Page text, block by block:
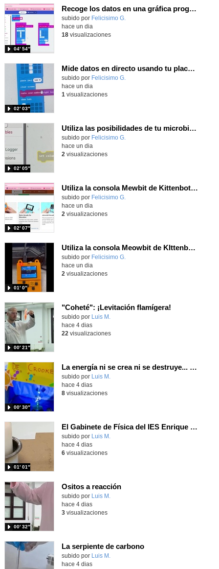
Recoge los datos en una gráfica programando tu placa microbit con MakeCode y conoce la Tª y nivel de luz en este eclipse
Contenido educativo.
subido por Felicisimo G.
04′ 54″
hace un dia
18visualizaciones
Mide datos en directo usando tu placa microbit y programando con MakeCode dos placas conectadas por radio
Contenido educativo.
subido por Felicisimo G.
02′ 03″
hace un dia
1 visualizaciones
Utiliza las posibilidades de tu microbit programando com MakeCode para medir temperatura y nivel de luz con Datalogger
Contenido educativo.
subido por Felicisimo G.
02′ 05″
hace un dia
2 visualizaciones
Utiliza la consola Mewbit de Kittenbot para llevar tus juegos arcade de MakeCode a tu mano
Contenido educativo.
subido por Felicisimo G.
02′ 07″
hace un dia
2 visualizaciones
Utiliza la consola Meowbit de KIttenbot para jugar con tus programas MakeCode Arcade
Contenido educativo.
subido por Felicisimo G.
01′ 0″
hace un dia
2 visualizaciones
"Coheté": ¡Levitación flamígera!
Contenido educativo.
subido por Luis M.
00′ 21″
hace 4 dias
22 visualizaciones
La energía ni se crea ni se destruye... ¡se experimenta! El Tierno en la Feria Madrid es Ciencia 2026
Contenido educativo.
subido por Luis M.
00′ 30″
hace 4 dias
8visualizaciones
El Gabinete de Física del IES Enrique Tierno Galván de Parla (Curso 25-26)
Contenido educativo.
subido por Luis M.
01′ 01″
hace 4 dias
6visualizaciones
Ositos a reacción
Contenido educativo.
subido por Luis M.
00′ 32″
hace 4 dias
3visualizaciones
La serpiente de carbono
Contenido educativo.
subido por Luis M.
hace 4 dias